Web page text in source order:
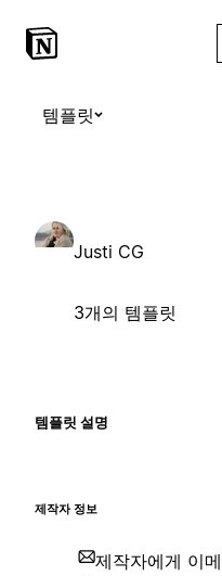
템플릿
Justi CG
3개의 템플릿
템플릿 설명
제작자 정보
제작자에게 이